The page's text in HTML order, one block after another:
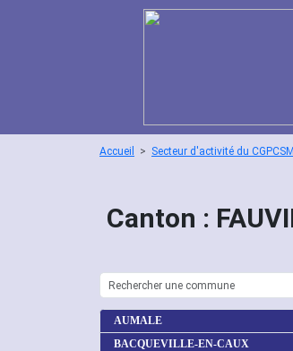
Accueil Secteur d'activité du CGPCSM
Canton :
AUMALE
BACQUEVILLE-EN-CAUX